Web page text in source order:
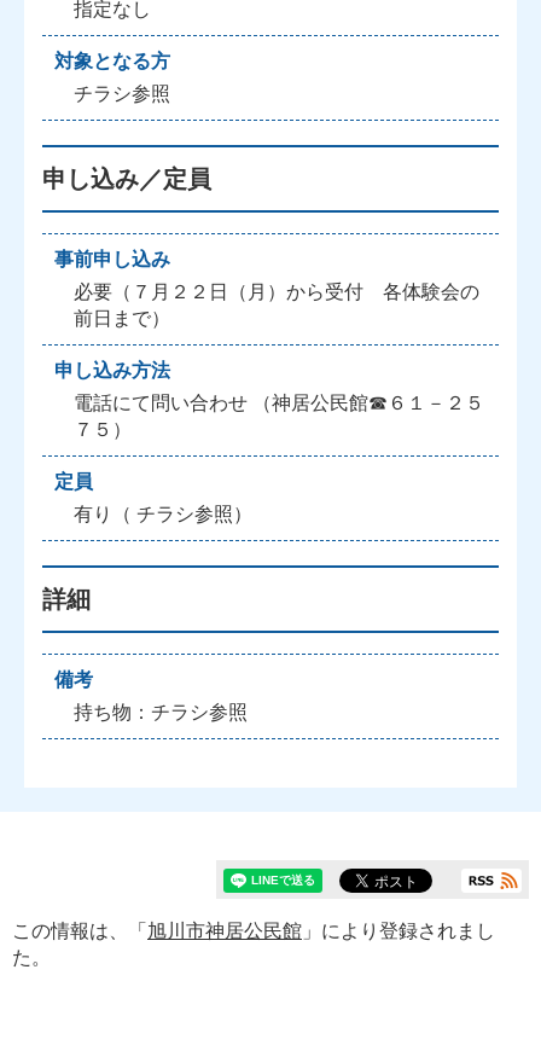
指定なし
対象となる方
チラシ参照
申し込み／定員
事前申し込み
必要（７月２２日（月）から受付 各体験会の
前日まで）
申し込み方法
電話にて問い合わせ （神居公民館☎６１－２５
７５）
定員
有り（ チラシ参照）
詳細
備考
持ち物：チラシ参照
この情報は、「 旭川市神居公民館 」により登録されまし
た。